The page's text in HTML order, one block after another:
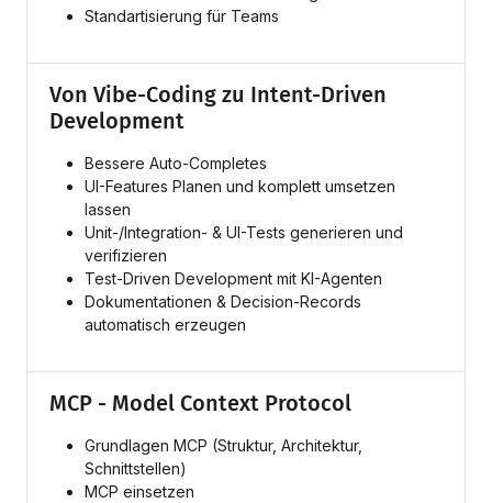
Standartisierung für Teams
Von Vibe-Coding zu Intent-Driven
Development
Bessere Auto-Completes
UI-Features Planen und komplett umsetzen
lassen
Unit-/Integration- & UI-Tests generieren und
verifizieren
Test-Driven Development mit KI-Agenten
Dokumentationen & Decision-Records
automatisch erzeugen
MCP - Model Context Protocol
Grundlagen MCP (Struktur, Architektur,
Schnittstellen)
MCP einsetzen